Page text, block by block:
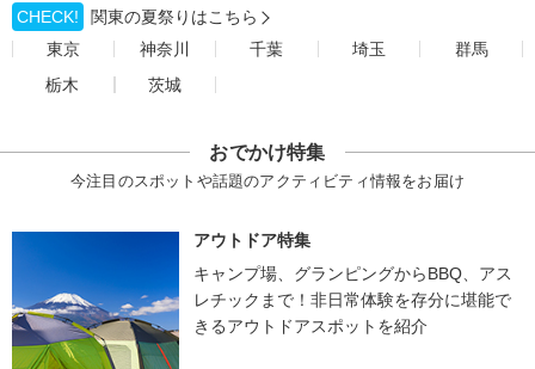
CHECK!
関東の夏祭りはこちら
東京
神奈川 千葉 埼玉
群馬
栃木
茨城
おでかけ特集
今注目のスポットや話題のアクティビティ情報をお届け
アウトドア特集
キャンプ場、グランピングからBBQ、アス
レチックまで！非日常体験を存分に堪能で
きるアウトドアスポットを紹介